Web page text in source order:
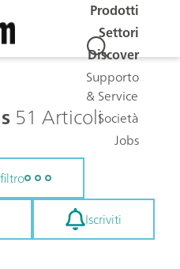
Prodotti
Settori
Discover
Supporto
& Service
Società
Jobs
51 Articoli
Iscriviti